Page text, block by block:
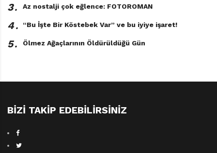
3․ Az nostalji çok eğlence: FOTOROMAN
4․ “Bu İşte Bir Köstebek Var” ve bu iyiye işaret!
5․ Ölmez Ağaçlarının Öldürüldüğü Gün
BIZI TAKIP EDEBILIRSINIZ